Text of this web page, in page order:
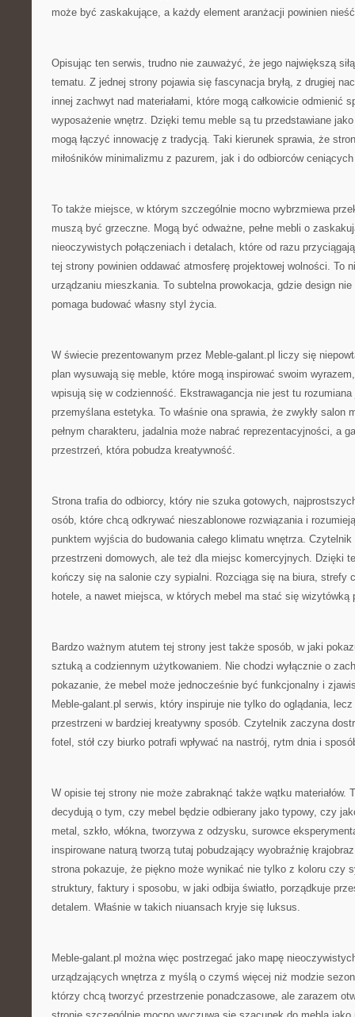
może być zaskakujące, a każdy element aranżacji powinien
Opisując ten serwis, trudno nie zauważyć, że jego największą
tematu. Z jednej strony pojawia się fascynacja bryłą, z drugiej
innej zachwyt nad materiałami, które mogą całkowicie odmienić
wyposażenie wnętrz. Dzięki temu meble są tu przedstawiane
mogą łączyć innowację z tradycją. Taki kierunek sprawia, że
miłośników minimalizmu z pazurem, jak i do odbiorców
To także miejsce, w którym szczególnie mocno wybrzmiewa
muszą być grzeczne. Mogą być odważne, pełne mebli o
nieoczywistych połączeniach i detalach, które od razu
tej strony powinien oddawać atmosferę projektowej wolności. To
urządzaniu mieszkania. To subtelna prowokacja, gdzie design
pomaga budować własny styl życia.
W świecie prezentowanym przez Meble-galant.pl liczy się
plan wysuwają się meble, które mogą inspirować swoim
wpisują się w codzienność. Ekstrawagancja nie jest tu
przemyślana estetyka. To właśnie ona sprawia, że zwykły salon
pełnym charakteru, jadalnia może nabrać reprezentacyjności, a
przestrzeń, która pobudza kreatywność.
Strona trafia do odbiorcy, który nie szuka gotowych,
osób, które chcą odkrywać nieszablonowe rozwiązania i
punktem wyjścia do budowania całego klimatu wnętrza.
przestrzeni domowych, ale też dla miejsc komercyjnych. Dzięki
kończy się na salonie czy sypialni. Rozciąga się na biura, strefy
hotele, a nawet miejsca, w których mebel ma stać się wizytówką
Bardzo ważnym atutem tej strony jest także sposób, w jaki
sztuką a codziennym użytkowaniem. Nie chodzi wyłącznie o
pokazanie, że mebel może jednocześnie być funkcjonalny i
Meble-galant.pl serwis, który inspiruje nie tylko do oglądania,
przestrzeni w bardziej kreatywny sposób. Czytelnik zaczyna
fotel, stół czy biurko potrafi wpływać na nastrój, rytm dnia i
W opisie tej strony nie może zabraknąć także wątku materiałów.
decydują o tym, czy mebel będzie odbierany jako typowy, czy
metal, szkło, włókna, tworzywa z odzysku, surowce
inspirowane naturą tworzą tutaj pobudzający wyobraźnię
strona pokazuje, że piękno może wynikać nie tylko z koloru czy
struktury, faktury i sposobu, w jaki odbija światło, porządkuje
detalem. Właśnie w takich niuansach kryje się luksus.
Meble-galant.pl można więc postrzegać jako mapę
urządzających wnętrza z myślą o czymś więcej niż modzie
którzy chcą tworzyć przestrzenie ponadczasowe, ale zarazem